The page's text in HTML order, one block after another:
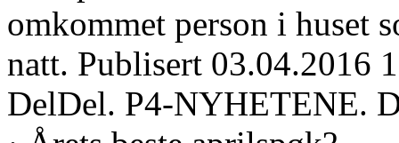
omkommet person i huset
natt. Publisert 03.04.2016
DelDel. P4-NYHETENE.